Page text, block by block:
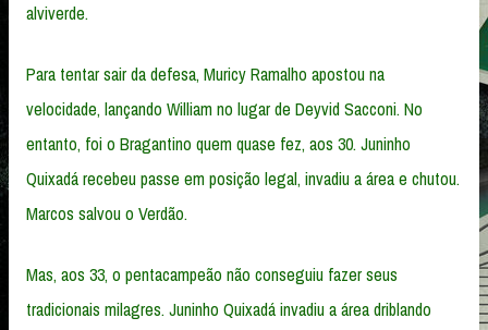
alviverde.
Para tentar sair da defesa, Muricy Ramalho apostou na
velocidade, lançando William no lugar de Deyvid Sacconi. No
entanto, foi o Bragantino quem quase fez, aos 30. Juninho
Quixadá recebeu passe em posição legal, invadiu a área e chutou.
Marcos salvou o Verdão.
Mas, aos 33, o pentacampeão não conseguiu fazer seus
tradicionais milagres. Juninho Quixadá invadiu a área driblando